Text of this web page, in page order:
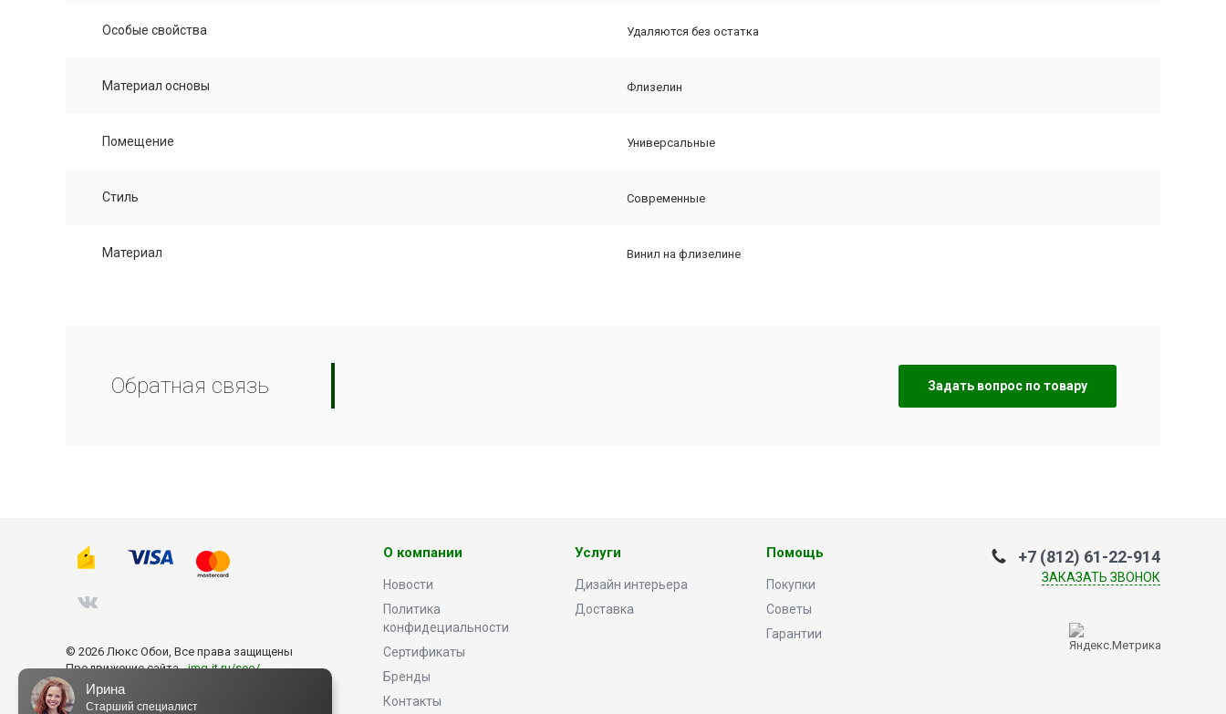
Особые свойства Удаляются без остатка
Материал основы Флизелин
Помещение Универсальные
Стиль Современные
Материал Винил на флизелине
Обратная связь Задать вопрос по товару
© 2026 Люкс Обои, Все права защищены
Продвижение сайта -img-it.ru/seo/
О компании
Новости
Политика
конфидециальности
Сертификаты
Бренды
Контакты
Услуги
Дизайн интерьера
Доставка
Помощь
Покупки
Советы
Гарантии
+7 (812) 61-22-914
ЗАКАЗАТЬ ЗВОНОК
Ирина
Старший специалист